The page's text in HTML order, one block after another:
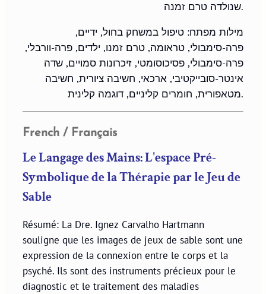
שנולדה טרם זמנה.
מילות מפתח: טיפול במשחק בחול, ידיים,
פרה-סימבולי, טראומה, טרם זמנו, ילדים, פרה-וורבלי,
פרה-סימבולי, פסיכוסומטי, זיכרונות סמויים, שדה
אינטר-סובייקטיבי, ארכאי, חשיבה ציורית, חשיבה
מטאפורית, חומרים קליניים, דוגמה קלינית.
French / Français
Le Langage des Mains: L'espace Pré-
Symbolique de la Thérapie par le Jeu de
Sable
Résumé: La Dre. Ignez Carvalho Hartmann
souligne que les images de jeux de sable sont une
expression de la connexion entre le corps et la
psyché. Ils sont des instruments précieux pour le
diagnostic et le traitement des maladies